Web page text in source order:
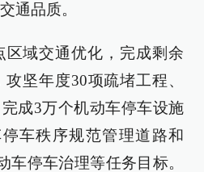
通品质。
域交通优化，完成剩余
坚年度30项疏堵工程、
成3万个机动车停车设施
车秩序规范管理道路和
车停车治理等任务目标。